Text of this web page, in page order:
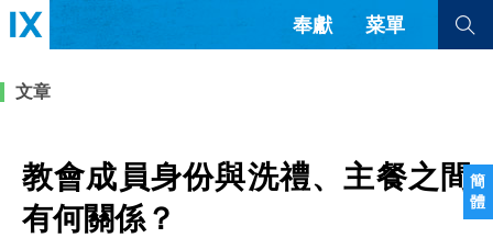
簡
體
奉獻 菜單
來信
查看全部
查看全部
文章
教會成員身份與洗禮、主餐之間
有何關係？